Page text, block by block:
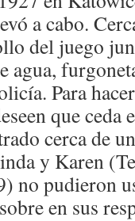
a cabo.
del juego
agua,
Para
que ceda
cerca de
y Karen
no pudieron
en sus